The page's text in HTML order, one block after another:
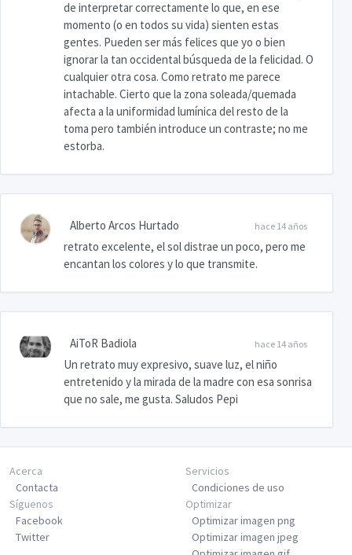
de interpretar correctamente lo que, en ese
momento (o en todos su vida) sienten estas
gentes. Pueden ser más felices que yo o bien
ignorar la tan occidental búsqueda de la felicidad. O
cualquier otra cosa. Como retrato me parece
intachable. Cierto que la zona soleada/quemada
afecta a la uniformidad lumínica del resto de la
toma pero también introduce un contraste; no me
estorba.
hace 14 años
Alberto Arcos Hurtado
retrato excelente, el sol distrae un poco, pero me
encantan los colores y lo que transmite.
hace 14 años
AiToR Badiola
Un retrato muy expresivo, suave luz, el niño
entretenido y la mirada de la madre con esa sonrisa
que no sale, me gusta. Saludos Pepi
Acerca
Contacta
Servicios
Condiciones de uso
Síguenos
Facebook
Twitter
Optimizar
Optimizar imagen png
Optimizar imagen jpeg